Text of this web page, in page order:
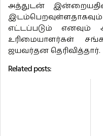
அத்துடன்
எட்டப்படும்
உரிமையாளர்கள்
ஜயவர்தன தெரிவித்தார்.
Related posts: